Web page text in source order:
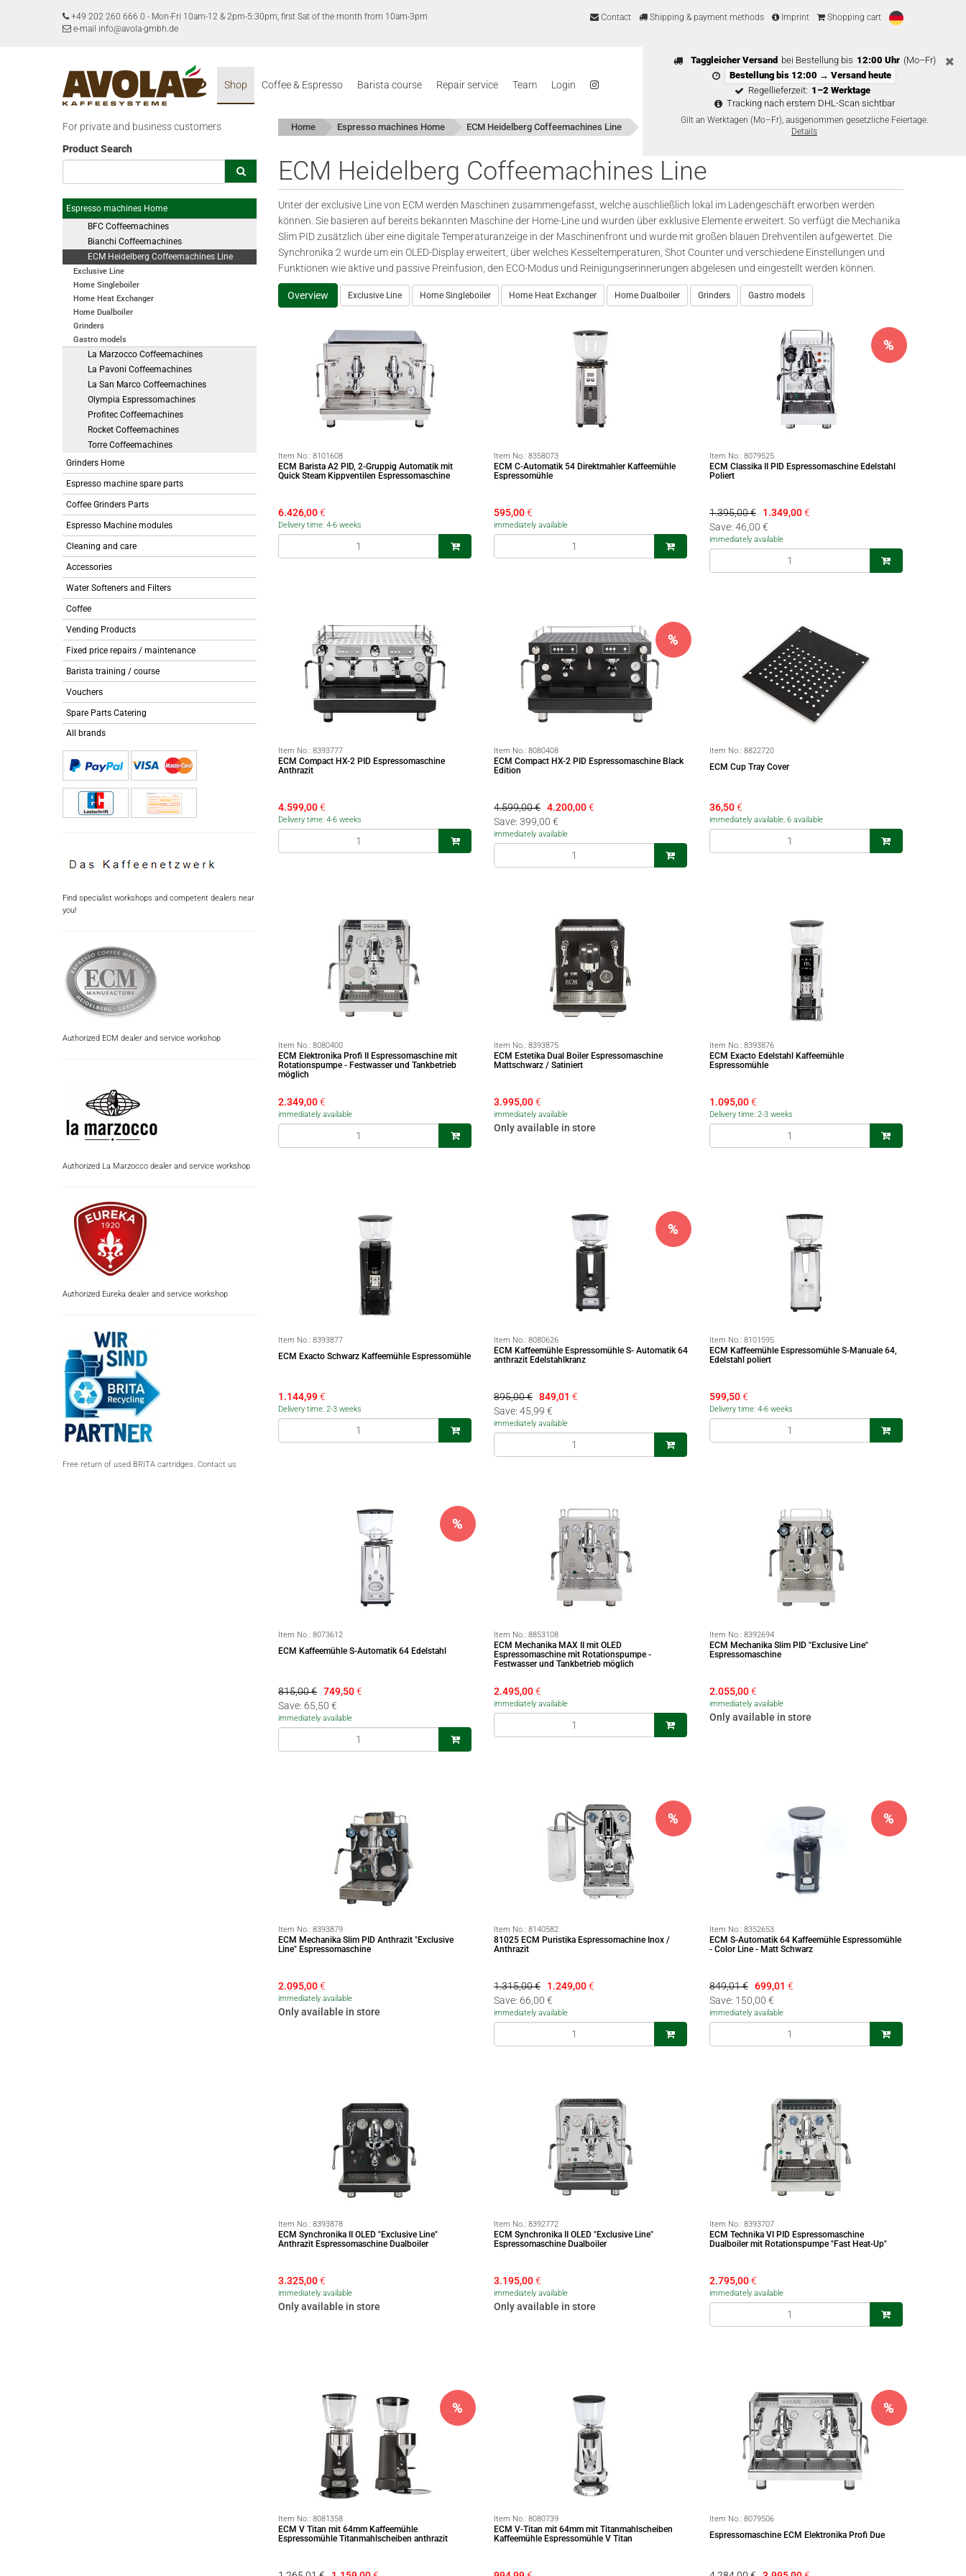
+49 202 260 666 0 - Mon-Fri 10am-12 & 2pm-5:30pm, first Sat of the month from 10am-3pm
e-mail info@avola-gmbh.de
Contact Shipping & payment methods Imprint Shopping cart
Taggleicher Versand bei Bestellung bis 12:00 Uhr (Mo–Fr)
Bestellung bis 12:00 → Versand heute
Regellieferzeit: 1–2 Werktage
Tracking nach erstem DHL-Scan sichtbar
Gilt an Werktagen (Mo–Fr), ausgenommen gesetzliche Feiertage.
Details
Shop Coffee & Espresso Barista course Repair service Team Login
For private and business customers
Product Search
Espresso machines Home
BFC Coffeemachines
Bianchi Coffeemachines
ECM Heidelberg Coffeemachines Line
Exclusive Line
Home Singleboiler
Home Heat Exchanger
Home Dualboiler
Grinders
Gastro models
La Marzocco Coffeemachines
La Pavoni Coffeemachines
La San Marco Coffeemachines
Olympia Espressomachines
Profitec Coffeemachines
Rocket Coffeemachines
Torre Coffeemachines
Grinders Home
Espresso machine spare parts
Coffee Grinders Parts
Espresso Machine modules
Cleaning and care
Accessories
Water Softeners and Filters
Coffee
Vending Products
Fixed price repairs / maintenance
Barista training / course
Vouchers
Spare Parts Catering
All brands
Find specialist workshops and competent dealers near
you!
Authorized ECM dealer and service workshop
Authorized La Marzocco dealer and service workshop
Authorized Eureka dealer and service workshop
Free return of used BRITA cartridges. Contact us
Home Espresso machines Home ECM Heidelberg Coffeemachines Line
ECM Heidelberg Coffeemachines Line
Unter der exclusive Line von ECM werden Maschinen zusammengefasst, welche auschließlich lokal im Ladengeschäft erworben werden
können. Sie basieren auf bereits bekannten Maschine der Home-Line und wurden über exklusive Elemente erweitert. So verfügt die Mechanika
Slim PID zusätzlich über eine digitale Temperaturanzeige in der Maschinenfront und wurde mit großen blauen Drehventilen aufgewertet. Die
Synchronika 2 wurde um ein OLED-Display erweitert, über welches Kesseltemperaturen, Shot Counter und verschiedene Einstellungen und
Funktionen wie aktive und passive Preinfusion, den ECO-Modus und Reinigungserinnerungen abgelesen und eingestellt werden können.
Overview Exclusive Line Home Singleboiler Home Heat Exchanger Home Dualboiler Grinders Gastro models
Item No.: 8101608
ECM Barista A2 PID, 2-Gruppig Automatik mit
Quick Steam Kippventilen Espressomaschine
6.426,00€
Delivery time: 4-6 weeks
Item No.: 8358073
ECM C-Automatik 54 Direktmahler Kaffeemühle
Espressomühle
595,00€
immediately available
Item No.: 8079525
ECM Classika II PID Espressomaschine Edelstahl
Poliert
%
1.395,00 € 1.349,00€
Save: 46,00 €
immediately available
Item No.: 8393777
ECM Compact HX-2 PID Espressomaschine
Anthrazit
4.599,00€
Delivery time: 4-6 weeks
Item No.: 8080408
ECM Compact HX-2 PID Espressomaschine Black
Edition
%
4.599,00 € 4.200,00€
Save: 399,00 €
immediately available
Item No.: 8822720
ECM Cup Tray Cover
36,50€
immediately available, 6 available
Item No.: 8080400
ECM Elektronika Profi II Espressomaschine mit
Rotationspumpe - Festwasser und Tankbetrieb
möglich
2.349,00€
immediately available
Item No.: 8393875
ECM Estetika Dual Boiler Espressomaschine
Mattschwarz / Satiniert
3.995,00€
immediately available
Only available in store
Item No.: 8393876
ECM Exacto Edelstahl Kaffeemühle
Espressomühle
1.095,00€
Delivery time: 2-3 weeks
Item No.: 8393877
ECM Exacto Schwarz Kaffeemühle Espressomühle
1.144,99€
Delivery time: 2-3 weeks
Item No.: 8080626
ECM Kaffeemühle Espressomühle S- Automatik 64
anthrazit Edelstahlkranz
%
895,00 € 849,01 €
Save: 45,99 €
immediately available
Item No.: 8101595
ECM Kaffeemühle Espressomühle S-Manuale 64,
Edelstahl poliert
599,50€
Delivery time: 4-6 weeks
Item No.: 8073612
ECM Kaffeemühle S-Automatik 64 Edelstahl
%
815,00 € 749,50€
Save: 65,50 €
immediately available
Item No.: 8853108
ECM Mechanika MAX II mit OLED
Espressomaschine mit Rotationspumpe -
Festwasser und Tankbetrieb möglich
2.495,00€
immediately available
Item No.: 8392694
ECM Mechanika Slim PID "Exclusive Line"
Espressomaschine
2.055,00€
immediately available
Only available in store
Item No.: 8393879
ECM Mechanika Slim PID Anthrazit "Exclusive
Line" Espressomaschine
2.095,00€
immediately available
Only available in store
Item No.: 8140582
81025 ECM Puristika Espressomachine Inox /
Anthrazit
%
1.315,00 € 1.249,00€
Save: 66,00 €
immediately available
Item No.: 8352653
ECM S-Automatik 64 Kaffeemühle Espressomühle
- Color Line - Matt Schwarz
%
849,01 € 699,01 €
Save: 150,00 €
immediately available
Item No.: 8393878
ECM Synchronika II OLED "Exclusive Line"
Anthrazit Espressomaschine Dualboiler
3.325,00€
immediately available
Only available in store
Item No.: 8392772
ECM Synchronika II OLED "Exclusive Line"
Espressomaschine Dualboiler
3.195,00€
immediately available
Only available in store
Item No.: 8393707
ECM Technika VI PID Espressomaschine
Dualboiler mit Rotationspumpe "Fast Heat-Up"
2.795,00€
immediately available
Item No.: 8081358
ECM V Titan mit 64mm Kaffeemühle
Espressomühle Titanmahlscheiben anthrazit
%
Item No.: 8080739
ECM V-Titan mit 64mm mit Titanmahlscheiben
Kaffeemühle Espressomühle V Titan
Item No.: 8079506
Espressomaschine ECM Elektronika Profi Due
%